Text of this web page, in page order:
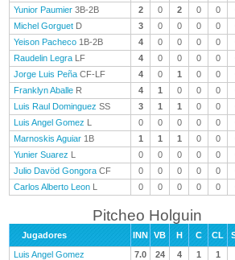
Yunior Paumier 3B-2B 2 0 2 0 0
Michel Gorguet D 3 0 0 0 0
Yeison Pacheco 1B-2B 4 0 0 0 0
Raudelin Legra LF 4 0 0 0 0
Jorge Luis Peña CF-LF 4 0 1 0 0
Franklyn Aballe R 4 1 0 0 0
Luis Raul Dominguez SS 3 1 1 0 0
Luis Angel Gomez L 0 0 0 0 0
Marnoskis Aguiar 1B 1 1 1 0 0
Yunier Suarez L 0 0 0 0 0
Julio Davöd Gongora CF 0 0 0 0 0
Carlos Alberto Leon L 0 0 0 0 0
Pitcheo Holguin
Jugadores INN VB H C CL
Luis Angel Gomez
7.0 24 4 1 1